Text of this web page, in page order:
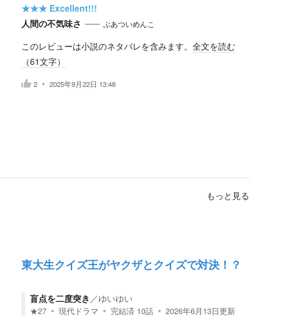
★★★ Excellent!!!
人間の不気味さ
ぶあついめんこ
このレビューは小説のネタバレを含みます。 全文を読む
（61文字）
2 2025年9月22日 13:48
もっと見る
東大生クイズ王がヤクザとクイズで対決！？
盲点を二度突き ／ゆいゆい
★27 現代ドラマ 完結済 10話 2026年6月13日更新